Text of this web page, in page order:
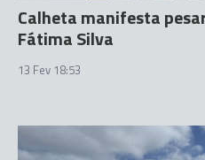
Calheta manifesta
Fátima Silva
13 Fev 18:53